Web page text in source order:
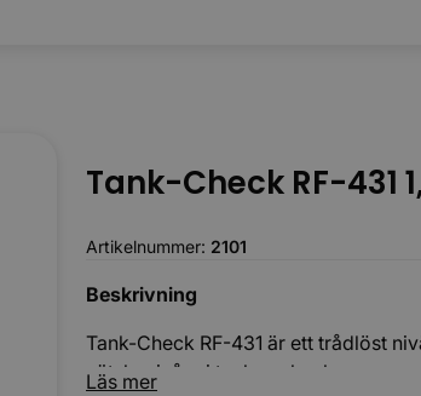
Tank-Check RF-431
Artikelnummer: 2101
Beskrivning
Tank-Check RF-431 är ett trådlöst
vätskenivåer i tankar, slambrunnar
Läs mer